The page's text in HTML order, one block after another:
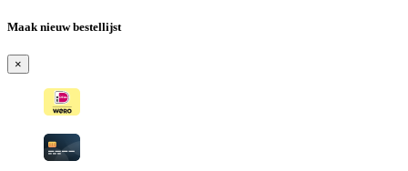
-
verzonden
wanneer
beschikbaar
Maak nieuw bestellijst
×